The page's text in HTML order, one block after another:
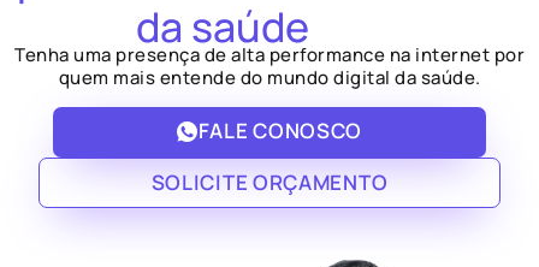
da saúde
Tenha uma presença de alta performance na internet por
quem mais entende do mundo digital da saúde.
SOLICITE ORÇAMENTO
FALE CONOSCO